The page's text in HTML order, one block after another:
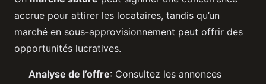
accrue pour attirer les locataires, tandis qu’un
marché en sous-approvisionnement peut offrir des
opportunités lucratives.
Analyse de l’offre: Consultez les annonces